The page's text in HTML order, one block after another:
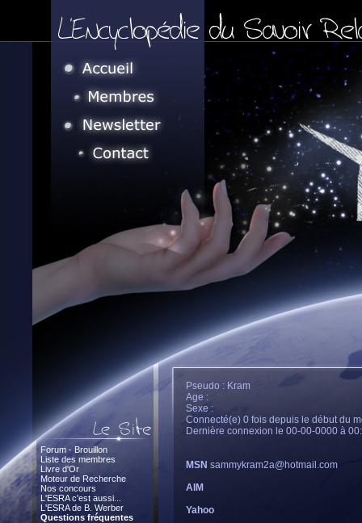
Forum - Brouillon
Liste des membres
Livre d'Or
Moteur de Recherche
Nos concours
L'ESRA c'est aussi...
L'ESRA de B. Werber
Questions fréquentes
Pseudo : Kram
Age :
Sexe :
Connecté(e) 0 fois depuis le début du
Dernière connexion le 00-00-0000 à
MSN sammykram2a@hotmail.com
AIM
Yahoo